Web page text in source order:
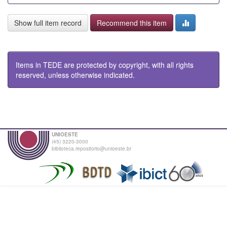
Show full item record Recommend this item
Items in TEDE are protected by copyright, with all rights
reserved, unless otherwise indicated.
UNIOESTE
(45) 3220-3000
biblioteca.repositorio@unioeste.br